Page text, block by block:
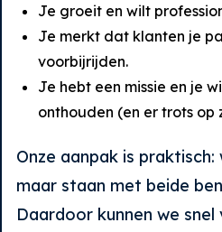
Je groeit en wilt
Je merkt dat klanten je
voorbijrijden.
Je hebt een missie en je
onthouden (en er trots op
Onze aanpak is
maar staan met beide
Daardoor kunnen we snel